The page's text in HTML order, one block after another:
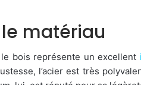
le matériau
bois représente un excellent
l’acier est très